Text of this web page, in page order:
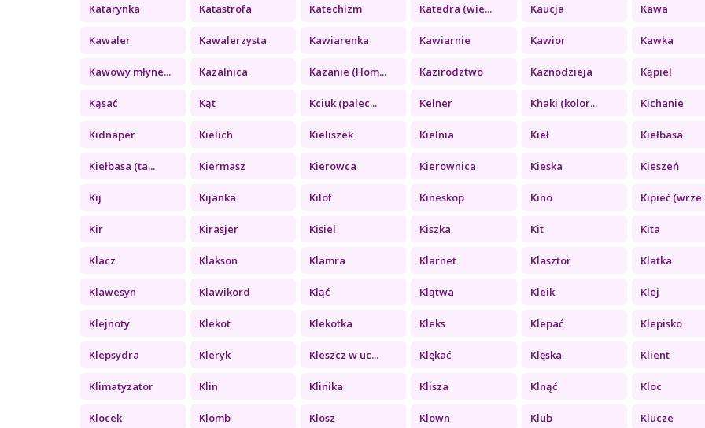
Katarynka Katastrofa Katechizm Katedra (wie... Kaucja Kawa
Kawaler Kawalerzysta Kawiarenka Kawiarnie Kawior Kawka
Kawowy młyne... Kazalnica Kazanie (Hom... Kazirodztwo Kaznodzieja Kąpiel
Kąsać Kąt Kciuk (palec... Kelner Khaki (kolor... Kichanie
Kidnaper Kielich Kieliszek Kielnia Kieł Kiełbasa
Kiełbasa (ta... Kiermasz Kierowca Kierownica Kieska Kieszeń
Kij Kijanka Kilof Kineskop Kino Kipieć
Kir Kirasjer Kisiel Kiszka Kit Kita
Klacz Klakson Klamra Klarnet Klasztor Klatka
Klawesyn Klawikord Kląć Klątwa Kleik Klej
Klejnoty Klekot Klekotka Kleks Klepać Klepisko
Klepsydra Kleryk Kleszcz w uc... Klękać Klęska Klient
Klimatyzator Klin Klinika Klisza Klnąć Kloc
Klocek Klomb Klosz Klown Klub Klucze